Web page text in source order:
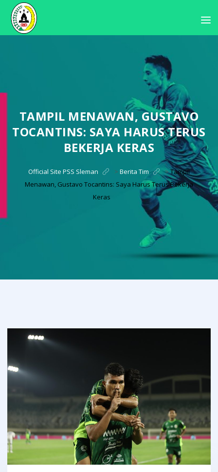
TAMPIL MENAWAN, GUSTAVO
TOCANTINS: SAYA HARUS TERUS
BEKERJA KERAS
Official Site PSS Sleman > Berita Tim >Tampil
Menawan, Gustavo Tocantins: Saya Harus Terus Bekerja
Keras